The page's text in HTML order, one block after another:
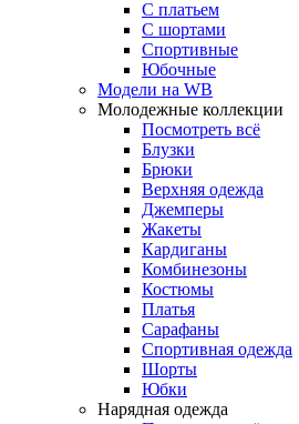
С платьем
С шортами
Спортивные
Юбочные
Модели на WB
Молодежные коллекции
Посмотреть всё
Блузки
Брюки
Верхняя одежда
Джемперы
Жакеты
Кардиганы
Комбинезоны
Костюмы
Платья
Сарафаны
Спортивная одежда
Шорты
Юбки
Нарядная одежда